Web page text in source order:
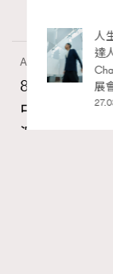
Art
8月香港藝
中一日》、
源里選畫》
安
法
瘦